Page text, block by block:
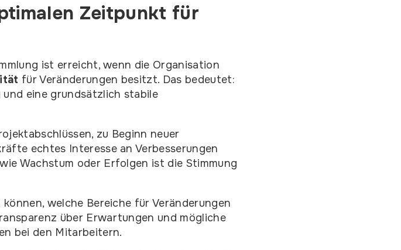
Zeitpunkt für
ist erreicht, wenn die Organisation
für Veränderungen besitzt. Das bedeutet:
eine grundsätzlich stabile
zu Beginn neuer
echtes Interesse an Verbesserungen
Wachstum oder Erfolgen ist die Stimmung
welche Bereiche für Veränderungen
über Erwartungen und mögliche
bei den Mitarbeitern.